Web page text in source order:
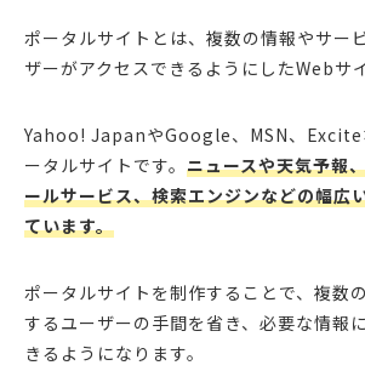
ポータルサイトとは、複数の情報やサー
ザーがアクセスできるようにしたWebサ
Yahoo! JapanやGoogle、MSN、Excite
ータルサイトです。 ニュースや天気予報
ールサービス、検索エンジンなどの幅広
ています。
ポータルサイトを制作することで、複数
するユーザーの手間を省き、必要な情報
きるようになります。